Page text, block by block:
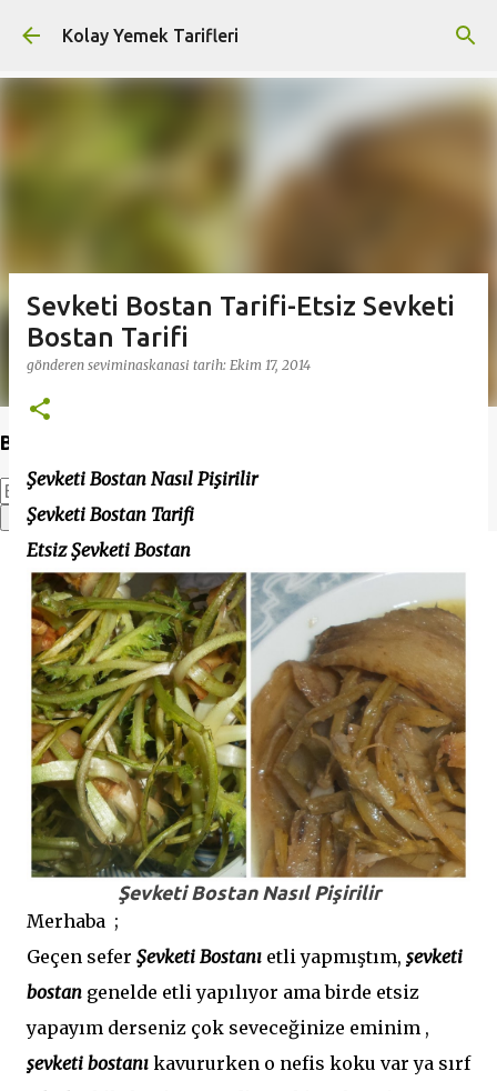
Ana içeriğe atla
Kolay Yemek Tarifleri
Bu Blogda Ara
Sevketi Bostan Tarifi-Etsiz Sevketi
Bostan Tarifi
gönderen seviminaskanasi tarih: Ekim 17, 2014
Şevketi Bostan Nasıl Pişirilir
Şevketi Bostan Tarifi
Etsiz Şevketi Bostan
Şevketi Bostan Nasıl Pişirilir
Merhaba ;
Geçen sefer Şevketi Bostanı etli yapmıştım, şevketi
bostan genelde etli yapılıyor ama birde etsiz
yapayım derseniz çok seveceğinize eminim ,
şevketi bostanı kavururken o nefis koku var ya sırf